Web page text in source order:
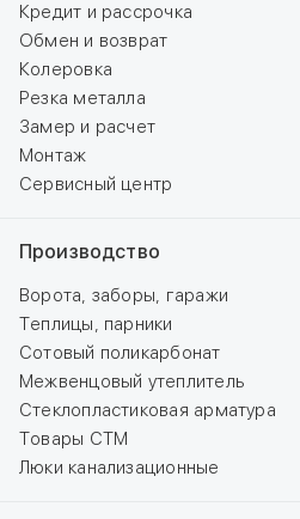
Кредит и рассрочка
Обмен и возврат
Колеровка
Резка металла
Замер и расчет
Монтаж
Сервисный центр
Производство
Ворота, заборы, гаражи
Теплицы, парники
Сотовый поликарбонат
Межвенцовый утеплитель
Стеклопластиковая арматура
Товары СТМ
Люки канализационные